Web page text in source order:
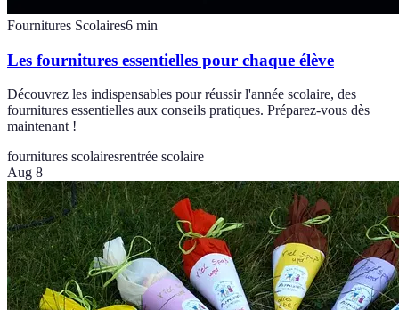
Fournitures Scolaires6 min
Les fournitures essentielles pour chaque élève
Découvrez les indispensables pour réussir l'année scolaire, des
fournitures essentielles aux conseils pratiques. Préparez-vous dès
maintenant !
fournitures scolairesrentrée scolaire
Aug 8